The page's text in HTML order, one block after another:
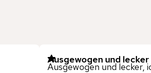
Ausgewogen und lecker
Ausgewogen und lecker,